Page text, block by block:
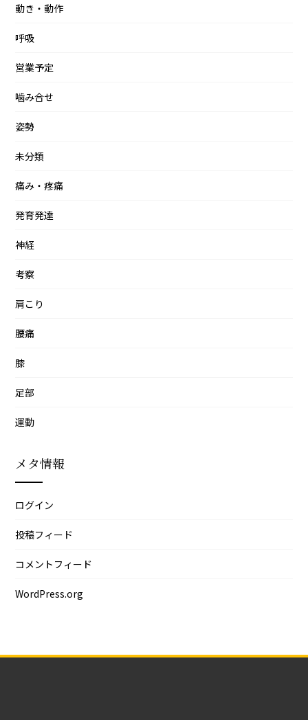
動き・動作
呼吸
営業予定
噛み合せ
姿勢
未分類
痛み・疼痛
発育発達
神経
考察
肩こり
腰痛
膝
足部
運動
メタ情報
ログイン
投稿フィード
コメントフィード
WordPress.org